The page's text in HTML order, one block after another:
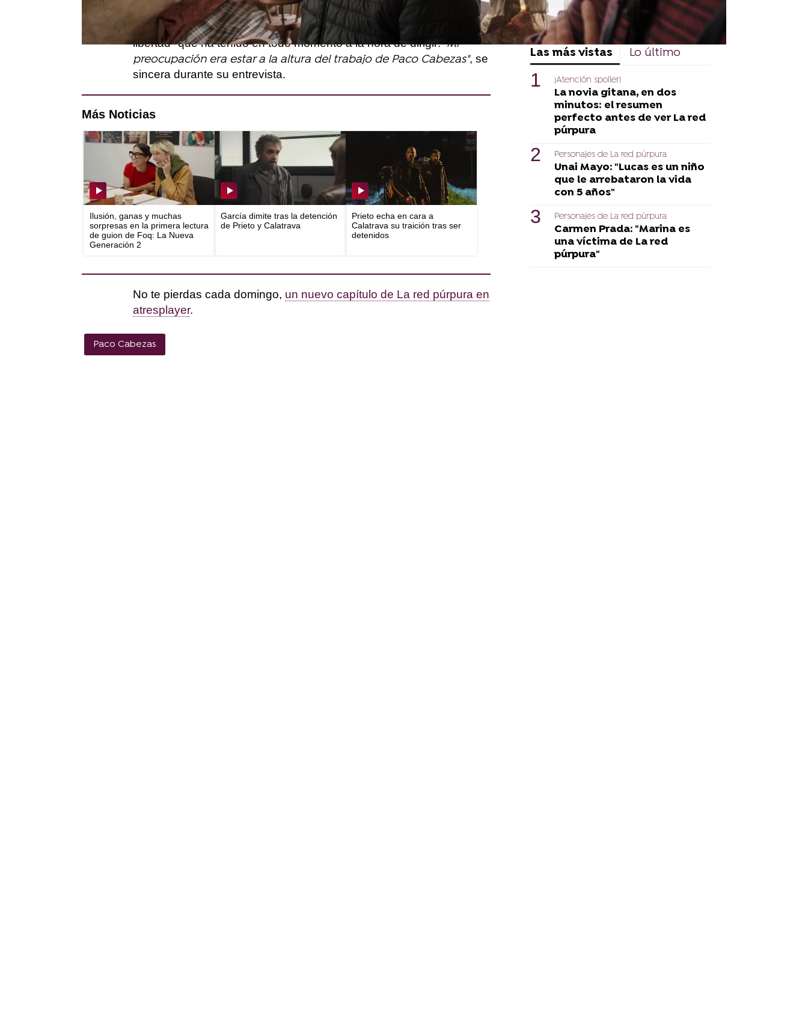
En cuánto a su incorporación en esta segunda entrega de la saga de
La novia gitana, se siente muy agradecido y recalca el "100% de
libertad" que ha tenido en todo momento a la hora de dirigir:"Mi
preocupación era estar a la altura del trabajo de Paco Cabezas", se
sincera durante su entrevista.
Más Noticias
Ilusión, ganas y muchas
sorpresas en la primera lectura
de guion de Foq: La Nueva
Generación 2
García dimite tras la detención
de Prieto y Calatrava
Prieto echa en cara a
Calatrava su traición tras ser
detenidos
No te pierdas cada domingo, un nuevo capítulo de La red púrpura en
atresplayer.
Paco Cabezas
Las más vistas Lo último
¡Atención spoiler!
La novia gitana, en dos
minutos: el resumen
perfecto antes de ver La red
púrpura
Personajes de La red púrpura
Unai Mayo: "Lucas es un niño
que le arrebataron la vida
con 5 años"
Personajes de La red púrpura
Carmen Prada: "Marina es
una víctima de La red
púrpura"